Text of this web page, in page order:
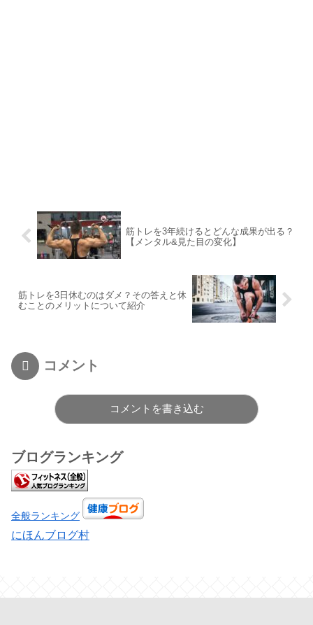
筋トレを3年続けるとどんな成果が出る？
【メンタル&見た目の変化】
筋トレを3日休むのはダメ？その答えと休
むことのメリットについて紹介
コメント
コメントを書き込む
ブログランキング
全般ランキング
にほんブログ村